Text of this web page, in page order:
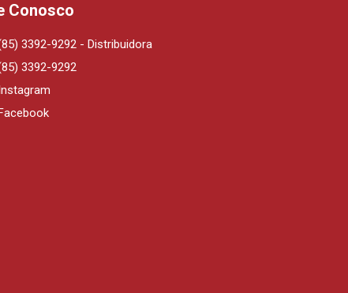
Conosco
3392-9292 - Distribuidora
3392-9292